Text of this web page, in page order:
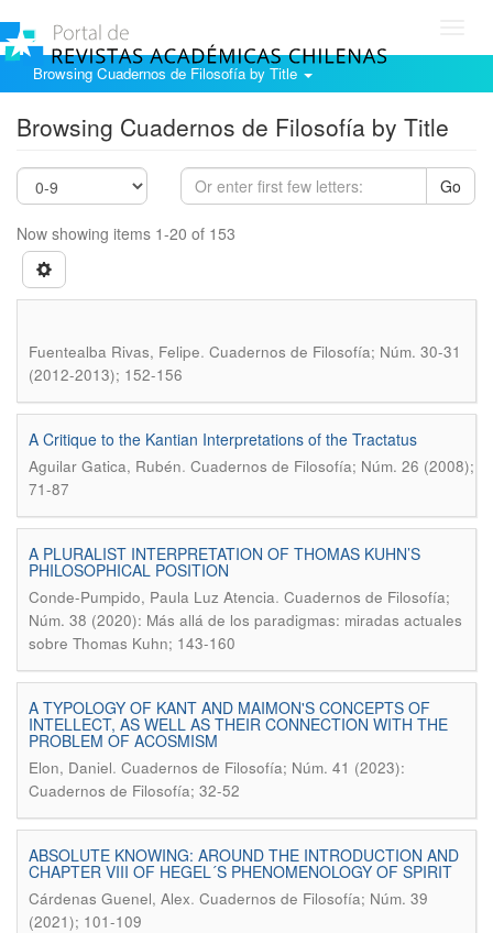
Browsing Cuadernos de Filosofía by Title
Browsing Cuadernos de Filosofía by Title
Go
Now showing items 1-20 of 153
Fuentealba Rivas, Felipe. Cuadernos de Filosofía; Núm. 30-31
(2012-2013); 152-156
A Critique to the Kantian Interpretations of the Tractatus
Aguilar Gatica, Rubén. Cuadernos de Filosofía; Núm. 26 (2008);
71-87
A PLURALIST INTERPRETATION OF THOMAS KUHN’S
PHILOSOPHICAL POSITION
Conde-Pumpido, Paula Luz Atencia. Cuadernos de Filosofía;
Núm. 38 (2020): Más allá de los paradigmas: miradas actuales
sobre Thomas Kuhn; 143-160
A TYPOLOGY OF KANT AND MAIMON'S CONCEPTS OF
INTELLECT, AS WELL AS THEIR CONNECTION WITH THE
PROBLEM OF ACOSMISM
Elon, Daniel. Cuadernos de Filosofía; Núm. 41 (2023):
Cuadernos de Filosofía; 32-52
ABSOLUTE KNOWING: AROUND THE INTRODUCTION AND
CHAPTER VIII OF HEGEL´S PHENOMENOLOGY OF SPIRIT
Cárdenas Guenel, Alex. Cuadernos de Filosofía; Núm. 39
(2021); 101-109